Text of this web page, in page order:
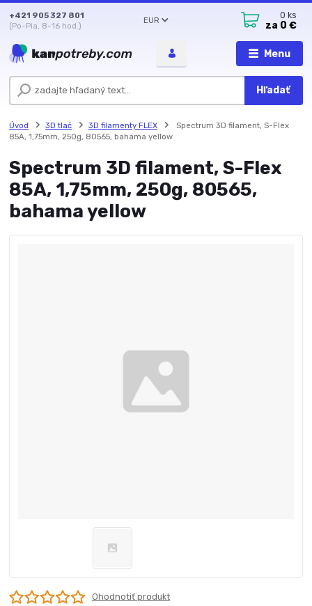
Menu
EUR
Hľadať
+421 905 327 801
(Po-Pia, 8-16 hod.)
0 ks
za 0 €
Úvod 3D tlač 3D filamenty FLEX
Spectrum 3D filament, S-Flex
85A, 1,75mm, 250g, 80565, bahama yellow
Spectrum 3D filament, S-Flex
85A, 1,75mm, 250g, 80565,
bahama yellow
Ohodnotiť produkt